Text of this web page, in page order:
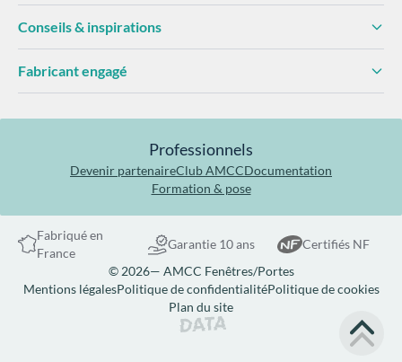
Conseils & inspirations
Fabricant engagé
Professionnels
Devenir partenaireClub AMCCDocumentation
Formation & pose
Fabriqué en
France
Garantie 10 ans
Certifiés NF
© 2026— AMCC Fenêtres/Portes
Mentions légalesPolitique de confidentialitéPolitique de cookies
Plan du site
Site réalisé par Data Projekt